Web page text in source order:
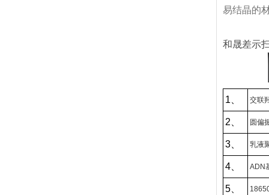
易结晶的
和晟差示
1、 交联
2、 圆偏
3、 乳液
4、 ADN
5、